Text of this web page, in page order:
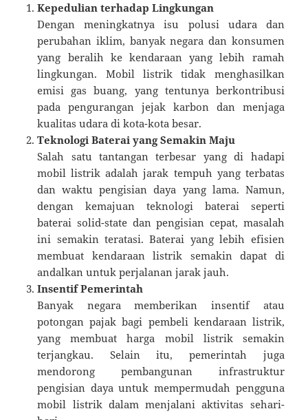
Kepedulian terhadap Lingkungan
Dengan meningkatnya isu polusi udara dan
perubahan iklim, banyak negara dan konsumen
yang beralih ke kendaraan yang lebih ramah
lingkungan. Mobil listrik tidak menghasilkan
emisi gas buang, yang tentunya berkontribusi
pada pengurangan jejak karbon dan menjaga
kualitas udara di kota-kota besar.
Teknologi Baterai yang Semakin Maju
Salah satu tantangan terbesar yang di hadapi
mobil listrik adalah jarak tempuh yang terbatas
dan waktu pengisian daya yang lama. Namun,
dengan kemajuan teknologi baterai seperti
baterai solid-state dan pengisian cepat, masalah
ini semakin teratasi. Baterai yang lebih efisien
membuat kendaraan listrik semakin dapat di
andalkan untuk perjalanan jarak jauh.
Insentif Pemerintah
Banyak negara memberikan insentif atau
potongan pajak bagi pembeli kendaraan listrik,
yang membuat harga mobil listrik semakin
terjangkau. Selain itu, pemerintah juga
mendorong pembangunan infrastruktur
pengisian daya untuk mempermudah pengguna
mobil listrik dalam menjalani aktivitas sehari-